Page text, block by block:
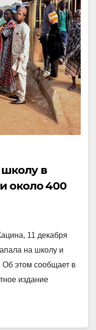
в
около 400
11 декабря
на школу и
Об этом сообщает в
издание